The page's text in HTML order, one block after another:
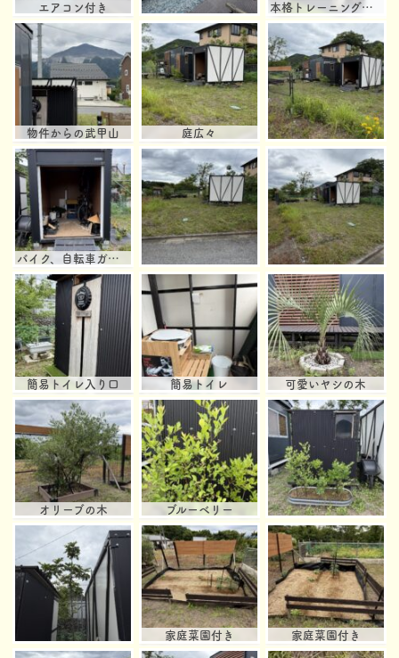
エアコン付き 本格トレーニング器具
物件からの武甲山 庭広々
バイク、自転車ガレージ
簡易トイレ入り口 簡易トイレ 可愛いヤシの木
オリーブの木 ブルーベリー
家庭菜園付き 家庭菜園付き